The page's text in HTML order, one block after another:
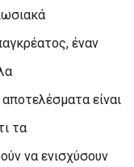
έναν
είναι
τα
να ενισχύσουν